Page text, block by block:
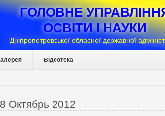
ГОЛОВНЕ
ОСВІТИ І НАУКИ
Дніпропетровської обласної державної
Відеотека
Октябрь 2012